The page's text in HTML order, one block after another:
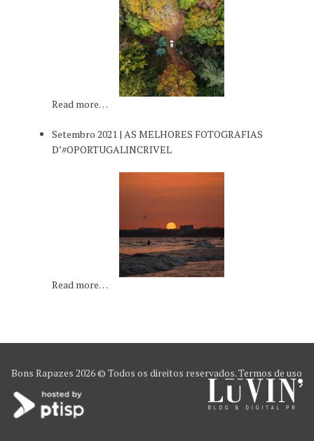
Read more…
Setembro 2021 | AS MELHORES FOTOGRAFIAS
D’#OPORTUGALINCRIVEL
Read more…
Bons Rapazes 2026 © Todos os direitos reservados.Termos de uso